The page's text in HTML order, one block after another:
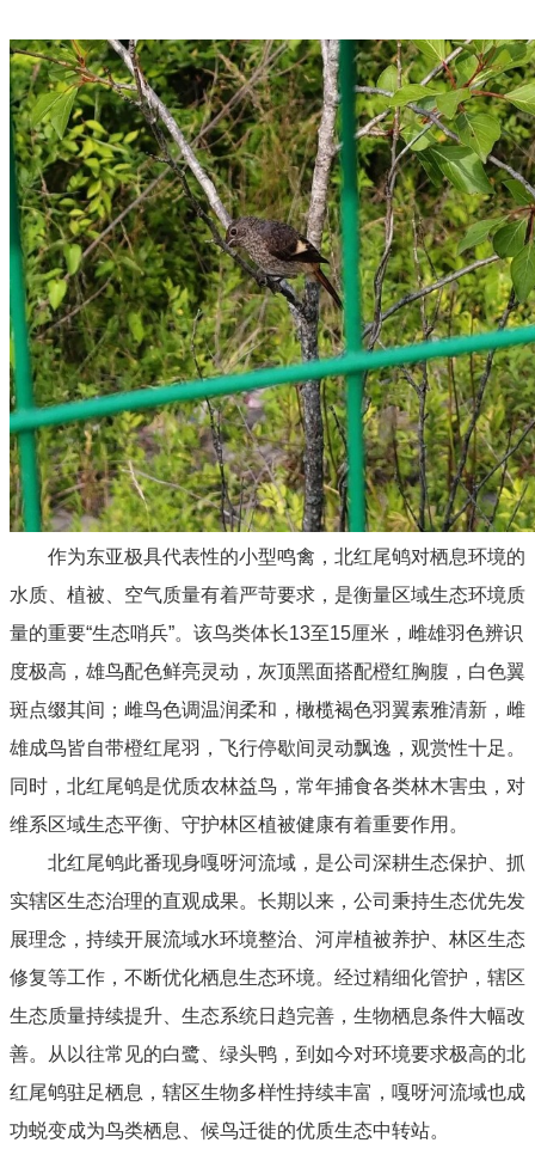
作为东亚极具代表性的小型鸣禽，北红尾鸲对栖息环境的
水质、植被、空气质量有着严苛要求，是衡量区域生态环境质
量的重要“生态哨兵”。该鸟类体长13至15厘米，雌雄羽色辨识
度极高，雄鸟配色鲜亮灵动，灰顶黑面搭配橙红胸腹，白色翼
斑点缀其间；雌鸟色调温润柔和，橄榄褐色羽翼素雅清新，雌
雄成鸟皆自带橙红尾羽，飞行停歇间灵动飘逸，观赏性十足。
同时，北红尾鸲是优质农林益鸟，常年捕食各类林木害虫，对
维系区域生态平衡、守护林区植被健康有着重要作用。
北红尾鸲此番现身嘎呀河流域，是公司深耕生态保护、抓
实辖区生态治理的直观成果。长期以来，公司秉持生态优先发
展理念，持续开展流域水环境整治、河岸植被养护、林区生态
修复等工作，不断优化栖息生态环境。经过精细化管护，辖区
生态质量持续提升、生态系统日趋完善，生物栖息条件大幅改
善。从以往常见的白鹭、绿头鸭，到如今对环境要求极高的北
红尾鸲驻足栖息，辖区生物多样性持续丰富，嘎呀河流域也成
功蜕变成为鸟类栖息、候鸟迁徙的优质生态中转站。